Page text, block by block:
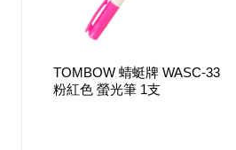
TOMBOW 蜻蜓牌 WASC-33
粉紅色 螢光筆 1支